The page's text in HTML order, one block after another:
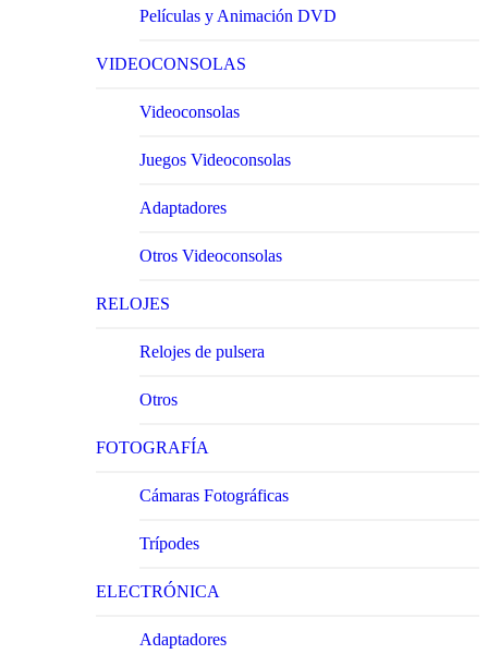
Películas y Animación DVD
VIDEOCONSOLAS
Videoconsolas
Juegos Videoconsolas
Adaptadores
Otros Videoconsolas
RELOJES
Relojes de pulsera
Otros
FOTOGRAFÍA
Cámaras Fotográficas
Trípodes
ELECTRÓNICA
Adaptadores